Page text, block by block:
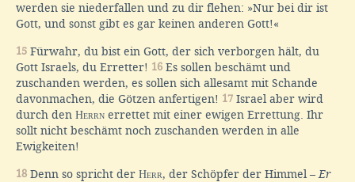
werden sie niederfallen und zu dir flehen: »Nur bei dir ist
Gott, und sonst gibt es gar keinen anderen Gott!«
15 Fürwahr, du bist ein Gott, der sich verborgen hält, du
Gott Israels, du Erretter! 16 Es sollen beschämt und
zuschanden werden, es sollen sich allesamt mit Schande
davonmachen, die Götzen anfertigen! 17 Israel aber wird
durch den Herrn errettet mit einer ewigen Errettung. Ihr
sollt nicht beschämt noch zuschanden werden in alle
Ewigkeiten!
18 Denn so spricht der Herr, der Schöpfer der Himmel – Er